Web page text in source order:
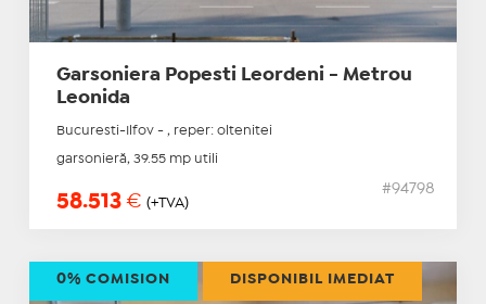
Garsoniera Popesti Leordeni - Metrou
Leonida
Bucuresti-Ilfov - , reper: oltenitei
garsonieră, 39.55 mp utili
58.513 € (+TVA)
#94798
0% COMISION DISPONIBIL IMEDIAT